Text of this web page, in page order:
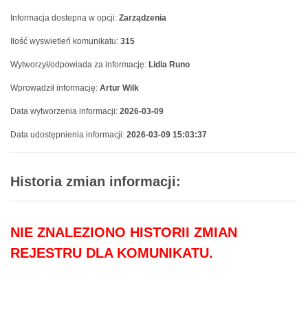
Informacja dostepna w opcji: Zarządzenia
Ilość wyswietleń komunikatu: 315
Wytworzył/odpowiada za informację: Lidia Runo
Wprowadził informację: Artur Wilk
Data wytworzenia informacji: 2026-03-09
Data udostępnienia informacji: 2026-03-09 15:03:37
Historia zmian informacji:
NIE ZNALEZIONO HISTORII ZMIAN
REJESTRU DLA KOMUNIKATU.